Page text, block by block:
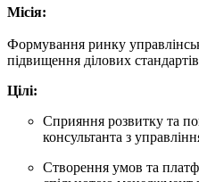
Місія:
Формування ринку
підвищення ділових
Цілі:
Сприяння розвитку та
консультанта з
Створення умов та